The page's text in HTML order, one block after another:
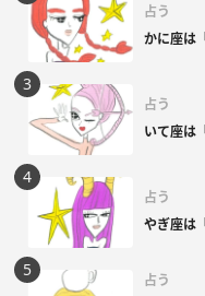
占う
かに座は
占う
いて座は
占う
やぎ座は
占う